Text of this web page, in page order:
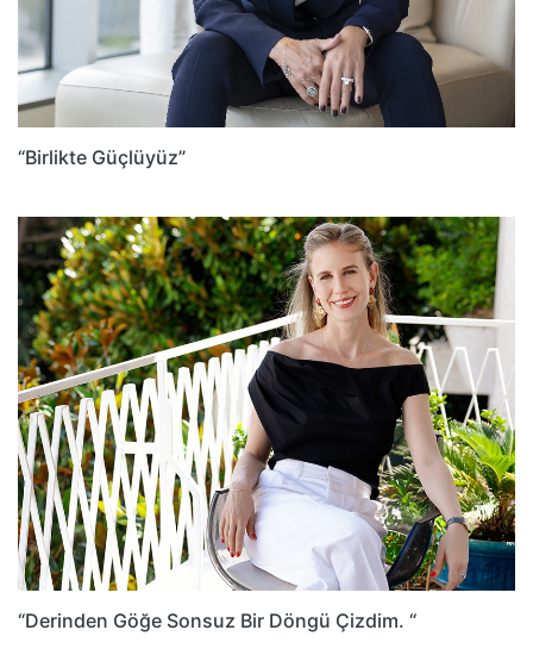
“Birlikte Güçlüyüz”
“Derinden Göğe Sonsuz Bir Döngü Çizdim. “